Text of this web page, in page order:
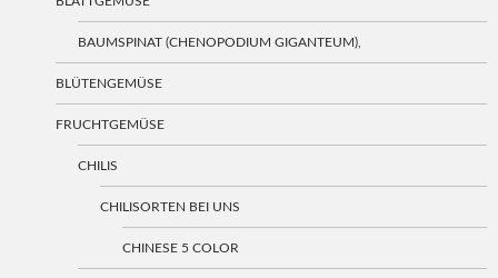
BAUMSPINAT (CHENOPODIUM GIGANTEUM),
BLÜTENGEMÜSE
FRUCHTGEMÜSE
CHILIS
CHILISORTEN BEI UNS
CHINESE 5 COLOR